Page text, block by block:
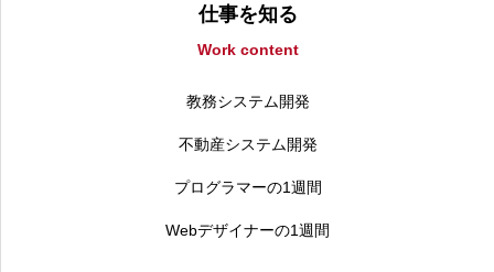
仕事を知る
Work content
教務システム開発
不動産システム開発
プログラマーの1週間
Webデザイナーの1週間